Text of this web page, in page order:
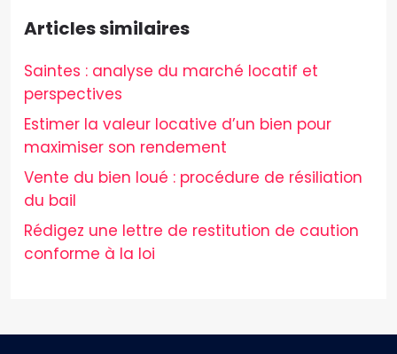
Articles similaires
Saintes : analyse du marché locatif et
perspectives
Estimer la valeur locative d’un bien pour
maximiser son rendement
Vente du bien loué : procédure de résiliation
du bail
Rédigez une lettre de restitution de caution
conforme à la loi